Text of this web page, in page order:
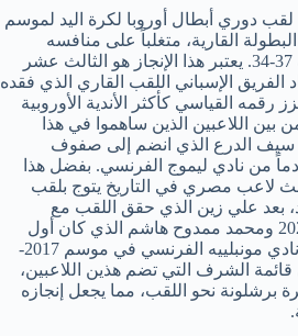
دوري أبطال أوروبا لكرة اليد لموسم
في النسخة 66 من البطولة القارية، متغلباً على منافسه
فوكس برلين الألماني بنتيجة 37-34. يعتبر هذا الإنجاز هو الثالث عشر
الفريق الإسباني اللقب القاري الذي فقده
القياسي كأكثر الأندية الأوروبية
بين اللاعبين الذين ساهموا في هذا
سيف الدرع الذي انضم إلى صفوف
في مارس 2025 قادماً من نادي ليموج الفرنسي. بفضل هذا
لاعب مصري في التاريخ يتوج بلقب
بعد علي زين الذي حقق اللقب مع
برشلونة في موسم 2021-2022 ومحمد ممدوح هاشم الذي كان أول
مصري يحقق هذا اللقب مع نادي مونبلييه الفرنسي في موسم 2017-
قائمة الشرف التي تضم هذين اللاعبين،
نحو اللقب، مما يجعل إنجازه